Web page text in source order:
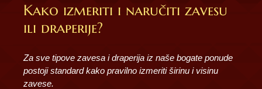
Kako izmeriti i naručiti zavesu
ili draperije?
Za sve tipove zavesa i draperija iz naše bogate ponude
postoji standard kako pravilno izmeriti širinu i visinu
zavese.